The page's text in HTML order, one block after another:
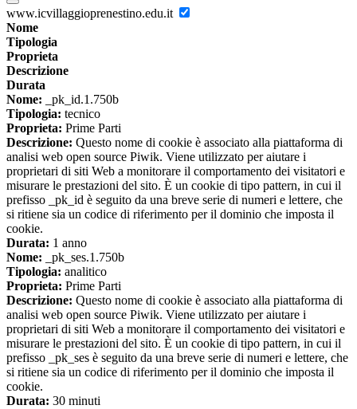
www.icvillaggioprenestino.edu.it
Nome
Tipologia
Proprieta
Descrizione
Durata
Nome: _pk_id.1.750b
Tipologia: tecnico
Proprieta: Prime Parti
Descrizione: Questo nome di cookie è associato alla piattaforma di
analisi web open source Piwik. Viene utilizzato per aiutare i
proprietari di siti Web a monitorare il comportamento dei visitatori e
misurare le prestazioni del sito. È un cookie di tipo pattern, in cui il
prefisso _pk_id è seguito da una breve serie di numeri e lettere, che
si ritiene sia un codice di riferimento per il dominio che imposta il
cookie.
Durata: 1 anno
Nome: _pk_ses.1.750b
Tipologia: analitico
Proprieta: Prime Parti
Descrizione: Questo nome di cookie è associato alla piattaforma di
analisi web open source Piwik. Viene utilizzato per aiutare i
proprietari di siti Web a monitorare il comportamento dei visitatori e
misurare le prestazioni del sito. È un cookie di tipo pattern, in cui il
prefisso _pk_ses è seguito da una breve serie di numeri e lettere, che
si ritiene sia un codice di riferimento per il dominio che imposta il
cookie.
Durata: 30 minuti